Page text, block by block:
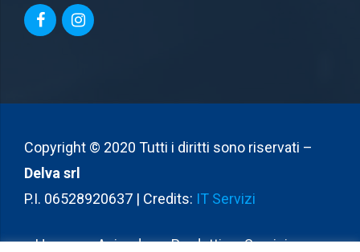
Copyright © 2020 Tutti i diritti sono riservati –
Delva srl
P.I. 06528920637 | Credits: IT Servizi
Home Azienda Prodotti Servizi